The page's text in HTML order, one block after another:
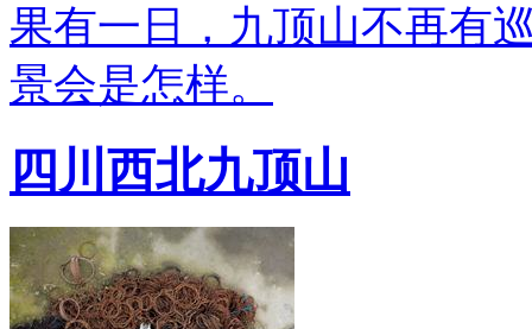
果有一日，九顶山不再有
景会是怎样。
四川西北九顶山